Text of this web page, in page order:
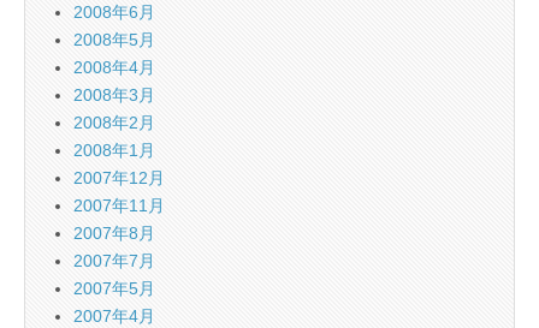
2008年6月
2008年5月
2008年4月
2008年3月
2008年2月
2008年1月
2007年12月
2007年11月
2007年8月
2007年7月
2007年5月
2007年4月